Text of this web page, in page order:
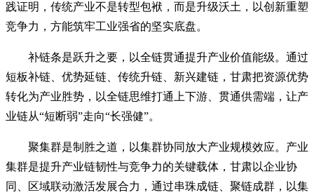
践证明，传统产业不是转型包袱，而是升级沃土，以创新重塑
竞争力，方能筑牢工业强省的坚实底盘。
补链条是跃升之要，以全链贯通提升产业价值能级。通过
短板补链、优势延链、传统升链、新兴建链，甘肃把资源优势
转化为产业胜势，以全链思维打通上下游、贯通供需端，让产
业链从“短断弱”走向“长强健”。
聚集群是制胜之道，以集群协同放大产业规模效应。产业
集群是提升产业链韧性与竞争力的关键载体，甘肃以企业协
同、区域联动激活发展合力，通过串珠成链、聚链成群，以集